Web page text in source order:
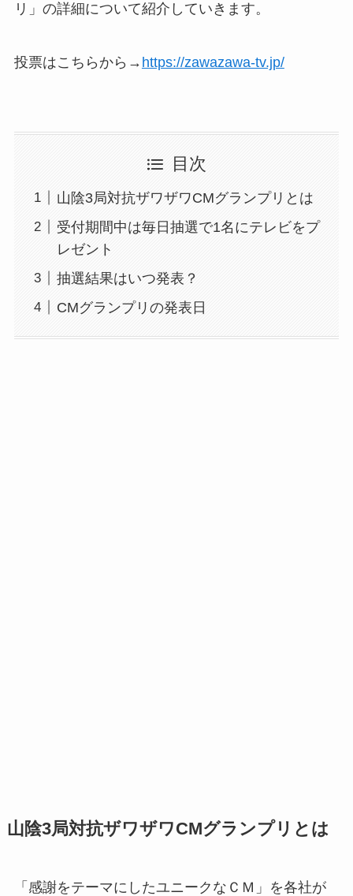
リ」の詳細について紹介していきます。
投票はこちらから→ https://zawazawa-tv.jp/
目次
山陰3局対抗ザワザワCMグランプリとは
受付期間中は毎日抽選で1名にテレビをプ
レゼント
抽選結果はいつ発表？
CMグランプリの発表日
山陰3局対抗ザワザワCMグランプリとは
「感謝をテーマにしたユニークなＣＭ」を各社が